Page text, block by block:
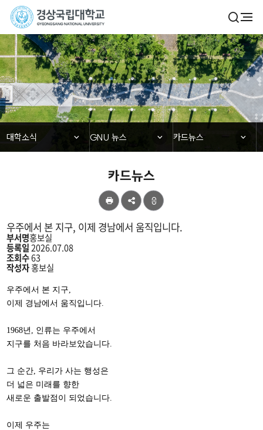
경
상
국
립
대
학
검
열
기
전
체
메
뉴
대학소식
닫힘
대학소식 닫힘
GNU 뉴스 닫힘
카드뉴스
카드뉴스
공
우주에서 본 지구, 이제 경남에서 움직입니다.
부서명홍보실
등록일2026.07.08
조회수63
작성자홍보실
우주에서 본 지구
이제 경남에서 움직입니다
1968년
인류는 우주에서
지구를 처음 바라보았습니다
그 순간 우리가 사는 행성은
더 넓은 미래를 향한
새로운 출발점이 되었습니다
이제 우주는